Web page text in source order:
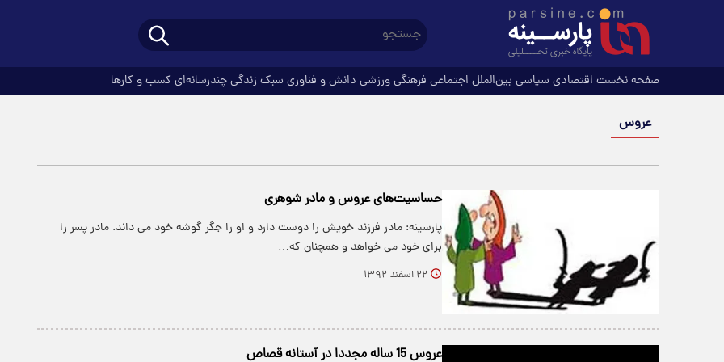
صفحه نخست اقتصادی سیاسی بین‌الملل اجتماعی فرهنگیورزشی دانش و فناوری سبک زندگیچندرسانه‌ای کسب و کارها
عروس
حساسیت‌های عروس و مادر شوهری
پارسینه: مادر فرزند خویش را دوست دارد و او را جگر گوشه خود می داند. مادر پسر را
برای خود می خواهد و همچنان که…
۲۲ اسفند ۱۳۹۲
عروس 15 ساله مجددا در آستانه قصاص